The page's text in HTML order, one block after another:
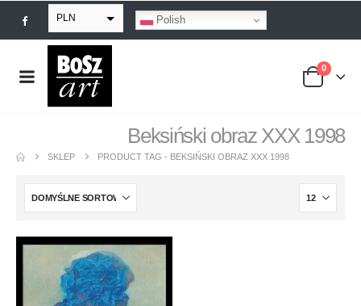
PLN
EUR
USD
Polish
0
Beksiński obraz XXX 1998
SKLEP PRODUCT TAG - BEKSIŃSKI OBRAZ XXX 1998